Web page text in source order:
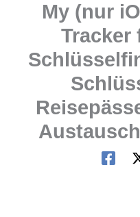
My (nur
Tracker